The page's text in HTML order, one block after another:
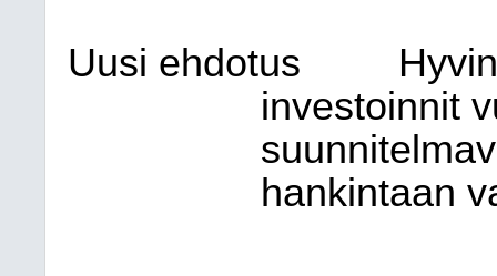
Uusi ehdotus
investoinnit
hankintaan